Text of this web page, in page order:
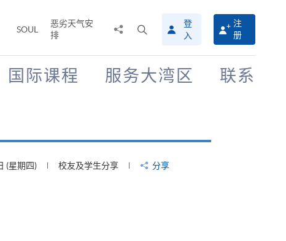
SOUL
恶劣天气安
排
搜
寻
介
登
入
注
册
国际课程 服务大湾区 联系
(星期四) 校友及学生分享 分享